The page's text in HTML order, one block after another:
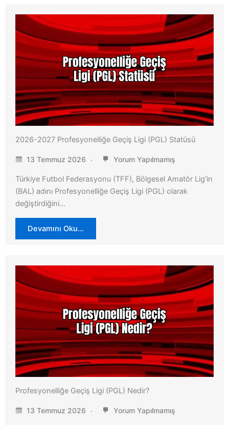
2026-2027 Profesyonelliğe Geçiş Ligi (PGL) Statüsü
13 Temmuz 2026 Yorum Yapılmamış
Türkiye Futbol Federasyonu (TFF), Bölgesel Amatör Lig’in
(BAL) adını Profesyonelliğe Geçiş Ligi (PGL) olarak
değiştirdiğini…
Devamını Oku…
Profesyonelliğe Geçiş Ligi (PGL) Nedir?
13 Temmuz 2026 Yorum Yapılmamış